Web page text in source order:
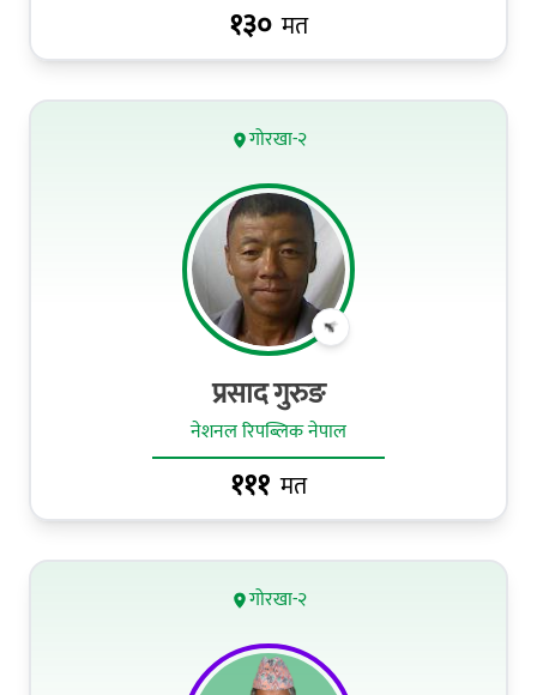
१३० मत
गोरखा-२
प्रसाद गुरुङ
नेशनल रिपब्लिक नेपाल
१११ मत
गोरखा-२